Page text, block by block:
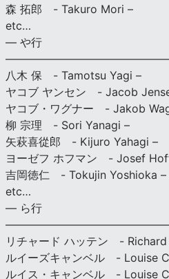
森 拓郎 - Takuro Mori –
etc…
— や行
八木 保 - Tamotsu Yagi –
ヤコブ ヤンセン - Jacob
ヤコブ・ワグナー - Jakob
柳 宗理 - Sori Yanagi –
矢萩喜從郎 - Kijuro Yahagi –
ヨーゼフ ホフマン - Josef
吉岡徳仁 - Tokujin Yoshioka –
etc…
— ら行
リチャード ハッテン -
ルイーズキャンベル - Louise
ルイス・キャンベル - Louise